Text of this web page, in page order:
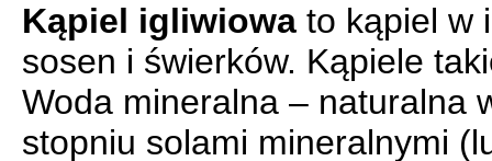
Kąpiel igliwiowa to kąpiel w
sosen i świerków. Kąpiele
Woda mineralna – naturalna
stopniu solami mineralnymi